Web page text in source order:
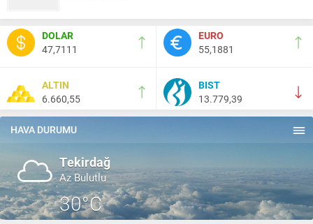
Nail Kazanç
10 Mart 2023 21:36
HAYDİ TEKİRDAĞ MAÇA !!!!
Salih Canikli
5 Kasım 2024 19:54
TEKİRDAĞ İL EMNİYET MÜDÜRÜMÜZE HAYIRLI OLSUN
DOLAR
47,7111
EURO
55,1881
ALTIN
6.660,55
BIST
13.779,39
HAVA DURUMU
Tekirdağ
Az Bulutlu
30°C